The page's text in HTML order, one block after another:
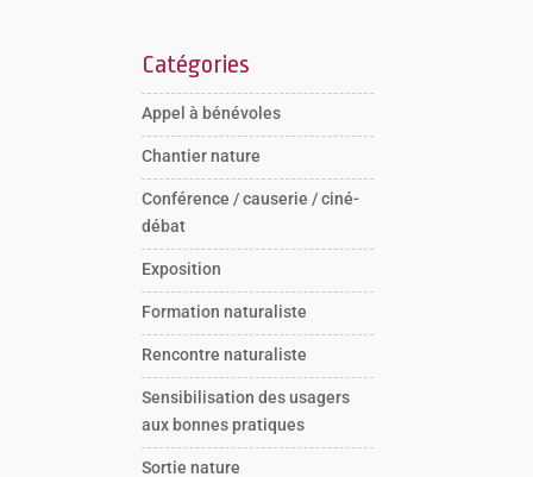
Catégories
Appel à bénévoles
Chantier nature
Conférence / causerie / ciné-
débat
Exposition
Formation naturaliste
Rencontre naturaliste
Sensibilisation des usagers
aux bonnes pratiques
Sortie nature